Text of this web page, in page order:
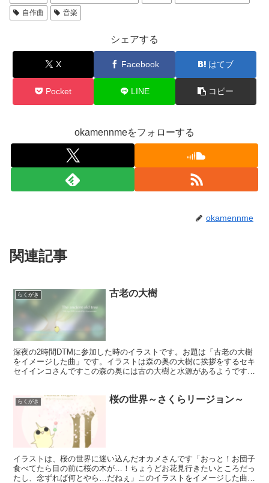
自作曲
音楽
シェアする
X Facebook はてブ
Pocket LINE コピー
okamennmeをフォローする
okamennme
関連記事
らくがき 古老の大樹
深夜の2時間DTMに参加した時のイラストです。お題は「古老の大樹
をイメージした曲」です。イラストは森の奥の大樹に挨拶をするセキ
セイインコさんですこの森の奥には古の大樹と水源があるようですね
らくがき 桜の世界～さくらリージョン～
イラストは、桜の世界に迷い込んだオカメさんです「おっと！お団子
食べてたら目の前に桜の木が…！ちょうどお花見行きたいところだっ
たし、念ずれば何とやら…だねぇ」このイラストをイメージした曲も